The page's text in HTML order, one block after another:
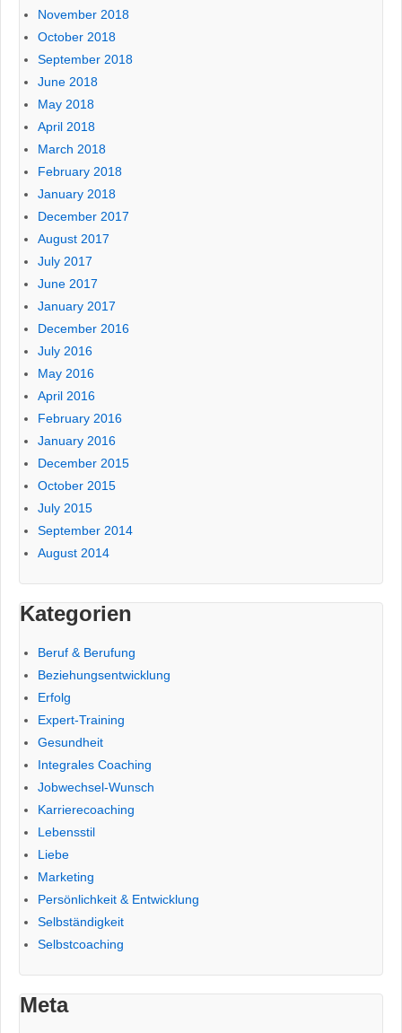
November 2018
October 2018
September 2018
June 2018
May 2018
April 2018
March 2018
February 2018
January 2018
December 2017
August 2017
July 2017
June 2017
January 2017
December 2016
July 2016
May 2016
April 2016
February 2016
January 2016
December 2015
October 2015
July 2015
September 2014
August 2014
Kategorien
Beruf & Berufung
Beziehungsentwicklung
Erfolg
Expert-Training
Gesundheit
Integrales Coaching
Jobwechsel-Wunsch
Karrierecoaching
Lebensstil
Liebe
Marketing
Persönlichkeit & Entwicklung
Selbständigkeit
Selbstcoaching
Meta